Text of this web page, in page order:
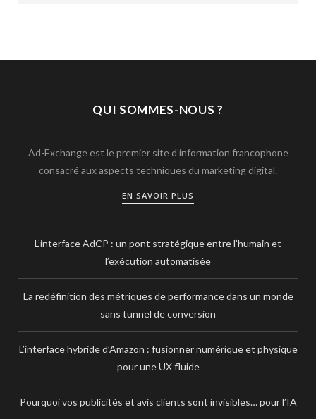
QUI SOMMES-NOUS ?
Ad-Exchange est le premier site d’information francophone
consacré aux aspects techniques du marketing digital.
EN SAVOIR PLUS
L’interface AdCP : un pont stratégique entre l’humain et
l’exécution automatisée
La redéfinition des métriques de performance dans un monde
sans tunnel de conversion
L’interface hybride d’Amazon : fusionner numérique et physique
pour une UX fluide
Pourquoi vos publicités et avis clients sont invisibles… pour l’IA